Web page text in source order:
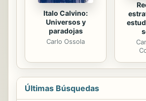
Italo Calvino:
Universos y
paradojas
Carlo Ossola
Últimas Búsquedas